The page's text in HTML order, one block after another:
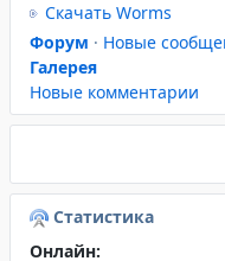
Скачать Worms
Форум · Новые
Галерея
Новые комментарии
Статистика
Онлайн: